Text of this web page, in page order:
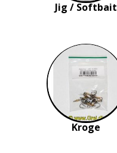
Jig / Softbait
Kroge